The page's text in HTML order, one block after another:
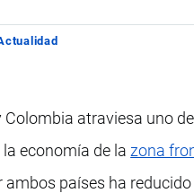
atraviesa uno
economía de la zona
países ha